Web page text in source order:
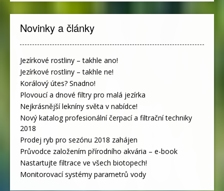
Novinky a články
Jezírkové rostliny – takhle ano!
Jezírkové rostliny – takhle ne!
Korálový útes? Snadno!
Plovoucí a dnové filtry pro malá jezírka
Nejkrásnější lekníny světa v nabídce!
Nový katalog profesionální čerpací a filtrační techniky
2018
Prodej ryb pro sezónu 2018 zahájen
Průvodce založením přírodního akvária – e-book
Nastartujte filtrace ve všech biotopech!
Monitorovací systémy parametrů vody